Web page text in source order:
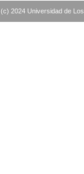
(c) 2024 Universidad de